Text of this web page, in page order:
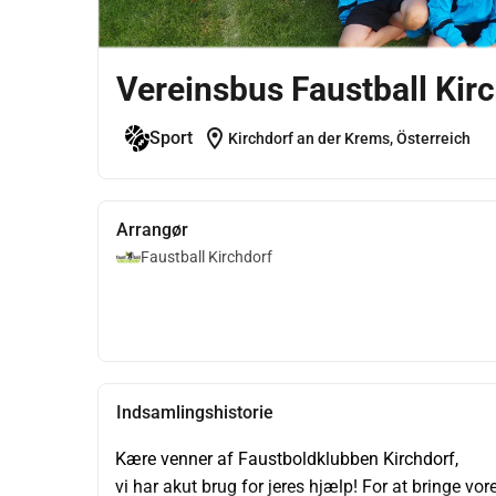
Vereinsbus Faustball
Sport location_on Kirchdorf an der Krems, Österreich
Arrangør
Faustball Kirchdorf
Indsamlingshistorie
Kære venner af Faustboldklubben Kirchdorf,
vi har akut brug for jeres hjælp! For at bringe